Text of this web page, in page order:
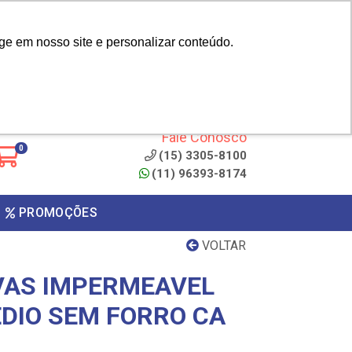
em nosso site e personalizar conteúdo.
0
Fale Conosco
(15) 3305-8100
(11) 96393-8174
PROMOÇÕES
VOLTAR
IMPERMEAVEL
SEM FORRO CA